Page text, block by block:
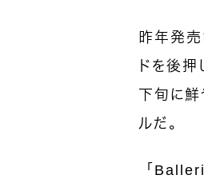
昨年発
ドを後
下旬に鮮
ルだ。
「